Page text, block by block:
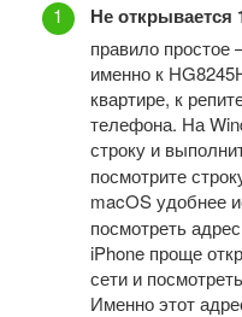
Не открывается
правило простое
именно к
квартире, к
телефона. На
строку и
посмотрите
macOS удобнее
посмотреть
iPhone проще
сети и
Именно этот